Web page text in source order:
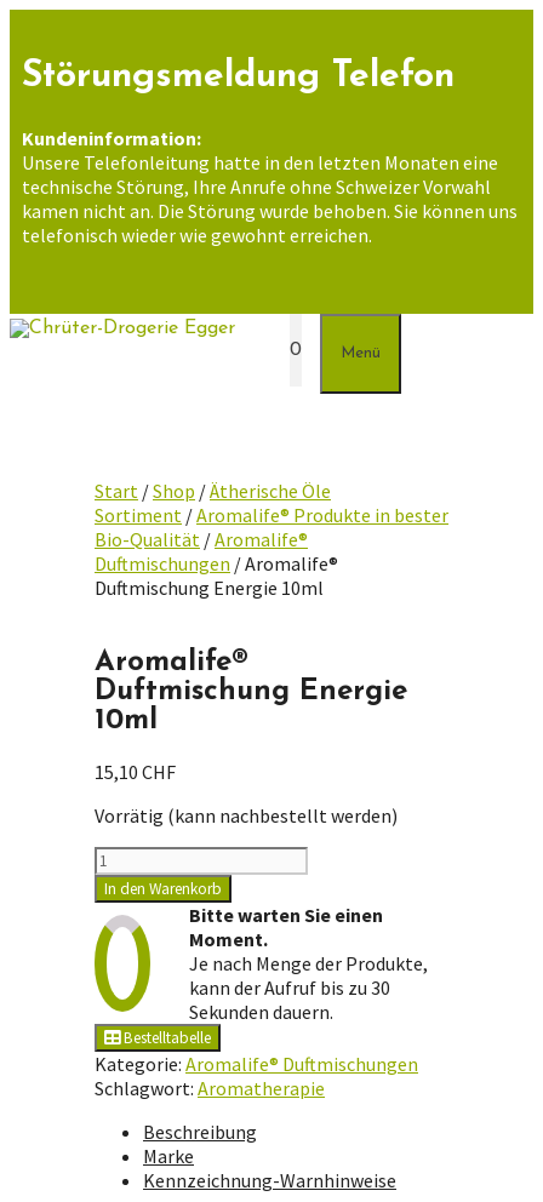
springen
Störungsmeldung Telefon
Kundeninformation:
Unsere Telefonleitung hatte in den letzten Monaten eine
technische Störung, Ihre Anrufe ohne Schweizer Vorwahl
kamen nicht an. Die Störung wurde behoben. Sie können uns
telefonisch wieder wie gewohnt erreichen.
0 Menü
Start /Shop /Ätherische Öle
Sortiment /Aromalife® Produkte in bester
Bio-Qualität /Aromalife®
Duftmischungen / Aromalife®
Duftmischung Energie 10ml
Aromalife®
Duftmischung Energie
10ml
15,10 CHF
Vorrätig (kann nachbestellt werden)
Aromalife®
Duftmischung
Energie
10ml
Menge
In den Warenkorb
Bitte warten Sie einen
Moment.
Je nach Menge der Produkte,
kann der Aufruf bis zu 30
Sekunden dauern.
Bestelltabelle
Kategorie: Aromalife® Duftmischungen
Schlagwort: Aromatherapie
Beschreibung
Marke
Kennzeichnung-Warnhinweise